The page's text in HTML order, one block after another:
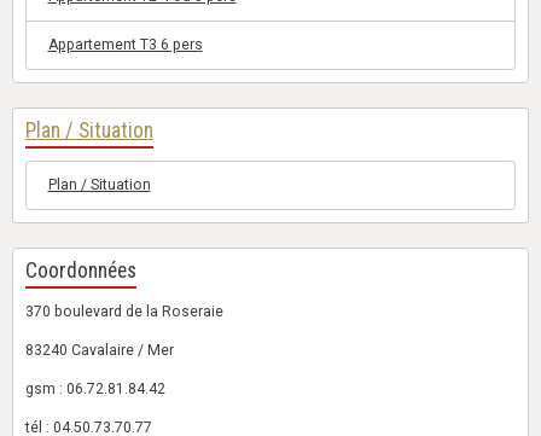
Appartement T3 6 pers
Plan / Situation
Plan / Situation
Coordonnées
370 boulevard de la Roseraie
83240 Cavalaire / Mer
gsm : 06.72.81.84.42
tél : 04.50.73.70.77